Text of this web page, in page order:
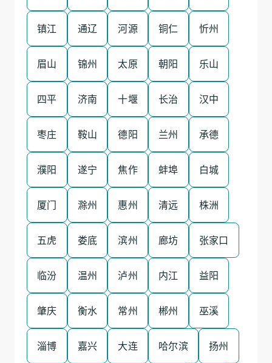
镇江 通辽 河源 铜仁 忻州
眉山 锦州 太原 朝阳 乐山
四平 济南 十堰 长治 汉中
枣庄 鞍山 德阳 兰州 承德
濮阳 遂宁 焦作 蚌埠 白城
厦门 滁州 惠州 清远 株洲
五虎 娄底 滨州 廊坊 张家口
临汾 温州 泸州 内江 益阳
肇庆 衡水 常州 郴州 巫溪
淄博 嘉兴 大连 哈尔滨 扬州